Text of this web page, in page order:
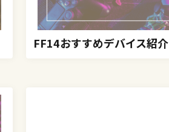
FF14おすすめデバイス紹介